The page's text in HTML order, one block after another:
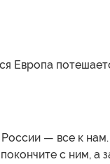
Европа
России — все к
с ним, а